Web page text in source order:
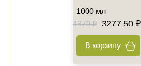
1000 мл
4370 ₽
3277.50 ₽
В корзину